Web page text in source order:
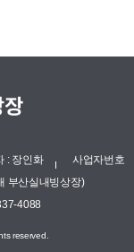
: 장인화
사업자번호
부산실내빙상장)
4088
reserved.